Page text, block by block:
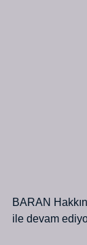
BARAN
ile devam